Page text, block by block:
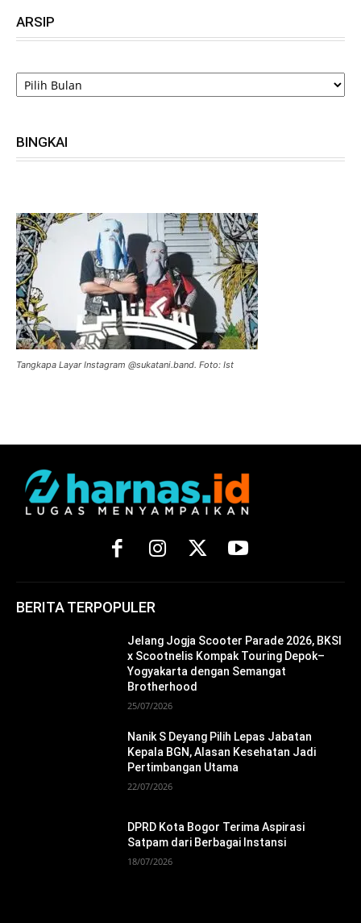
ARSIP
ARSIP
BINGKAI
Tangkapa Layar Instagram @sukatani.band. Foto: Ist
BERITA TERPOPULER
Jelang Jogja Scooter Parade 2026, BKSI
x Scootnelis Kompak Touring Depok–
Yogyakarta dengan Semangat
Brotherhood
25/07/2026
Nanik S Deyang Pilih Lepas Jabatan
Kepala BGN, Alasan Kesehatan Jadi
Pertimbangan Utama
22/07/2026
DPRD Kota Bogor Terima Aspirasi
Satpam dari Berbagai Instansi
18/07/2026